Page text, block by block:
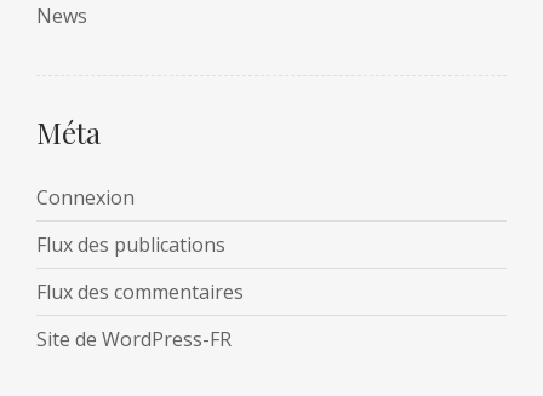
News
Méta
Connexion
Flux des publications
Flux des commentaires
Site de WordPress-FR